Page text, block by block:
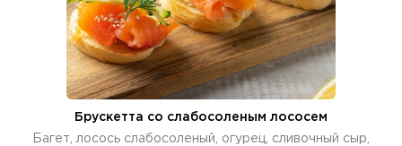
Брускетта со слабосоленым лососем
Багет, лосось слабосоленый, огурец, сливочный сыр,